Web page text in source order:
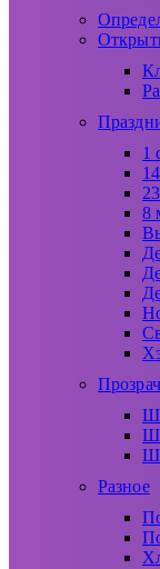
1
8
Разное